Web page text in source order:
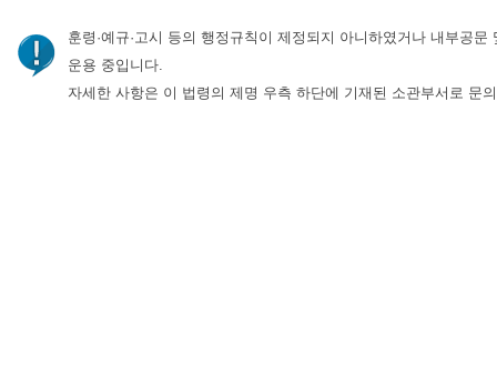
훈령·예규·고시 등의 행정규칙이 제정되지 아니하였거나 내부공
운용 중입니다.
자세한 사항은 이 법령의 제명 우측 하단에 기재된 소관부서로 문